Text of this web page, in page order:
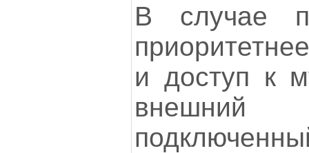
В случае
и доступ к
внешний